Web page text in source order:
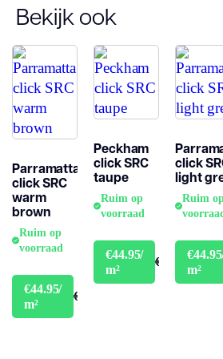
Bekijk ook
Parramatta
click SRC
warm
brown
Ruim op
voorraad
€44.95/
m²
€49.95
Peckham
click SRC
taupe
Ruim op
voorraad
€44.95/
m²
€49.95
click
light
Ruim
m²